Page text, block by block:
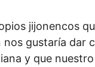
jijonencos
gustaría dar
y que